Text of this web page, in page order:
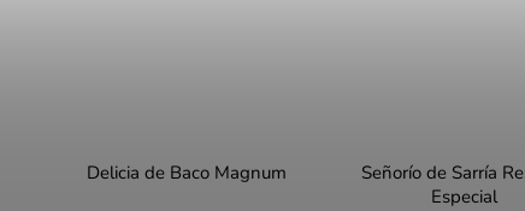
Delicia de Baco Magnum
Señorío de Sarría
Especial